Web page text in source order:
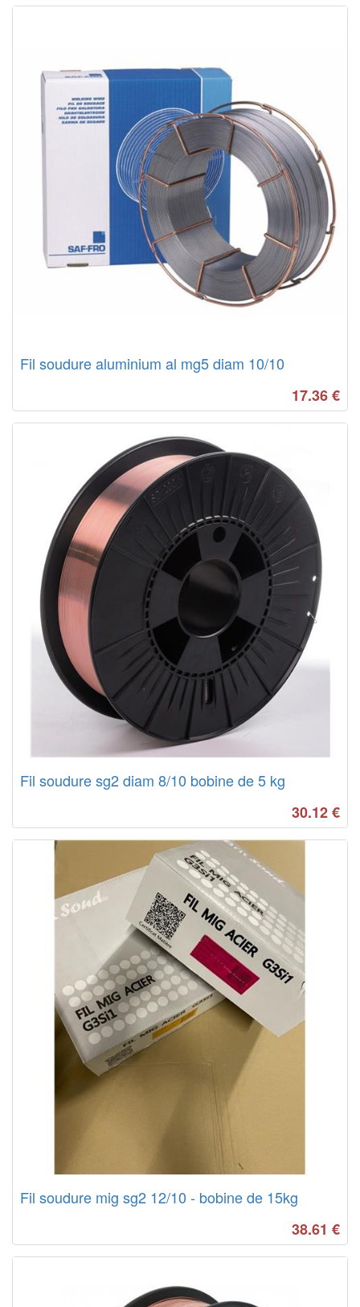
Fil soudure aluminium al mg5 diam 10/10
17.36€
Fil soudure sg2 diam 8/10 bobine de 5 kg
30.12€
Fil soudure mig sg2 12/10 - bobine de 15kg
38.61 €